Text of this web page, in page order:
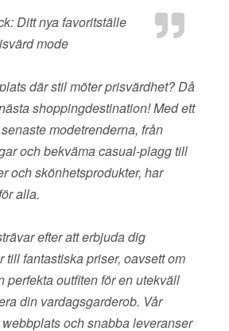
Ditt nya favoritställe
mode
där stil möter prisvärdhet? Då
shoppingdestination! Med ett
modetrenderna, från
och bekväma casual-plagg till
och skönhetsprodukter, har
alla.
efter att erbjuda dig
till fantastiska priser, oavsett om
perfekta outfiten för en utekväll
din vardagsgarderob. Vår
och snabba leveranser